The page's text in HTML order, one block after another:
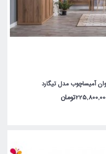
آمیساچوب مدل تیگارد